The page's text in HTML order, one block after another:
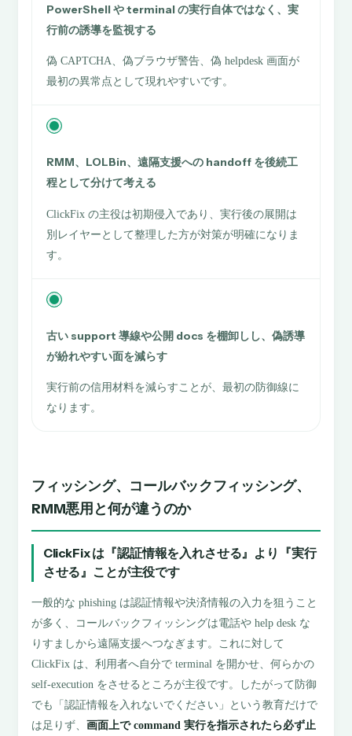
PowerShell や terminal の実行自体ではなく、実
行前の誘導を監視する
偽 CAPTCHA、偽ブラウザ警告、偽 helpdesk 画面が
最初の異常点として現れやすいです。
RMM、LOLBin、遠隔支援への handoff を後続工
程として分けて考える
ClickFix の主役は初期侵入であり、実行後の展開は
別レイヤーとして整理した方が対策が明確になりま
す。
古い support 導線や公開 docs を棚卸しし、偽誘導
が紛れやすい面を減らす
実行前の信用材料を減らすことが、最初の防御線に
なります。
フィッシング、コールバックフィッシング、
RMM悪用と何が違うのか
ClickFix は『認証情報を入れさせる』より『実行
させる』ことが主役です
一般的な phishing は認証情報や決済情報の入力を狙うこと
が多く、コールバックフィッシングは電話や help desk な
りすましから遠隔支援へつなぎます。これに対して
ClickFix は、利用者へ自分で terminal を開かせ、何らかの
self-execution をさせるところが主役です。したがって防御
でも「認証情報を入れないでください」という教育だけで
は足りず、 画面上で command 実行を指示されたら必ず止